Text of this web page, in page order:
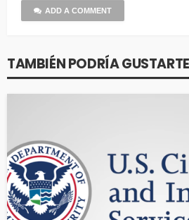
ADD A COMMENT
TAMBIÉN PODRÍA GUSTARTE